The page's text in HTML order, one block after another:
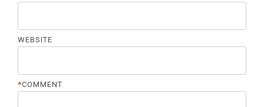
WEBSITE
COMMENT
*